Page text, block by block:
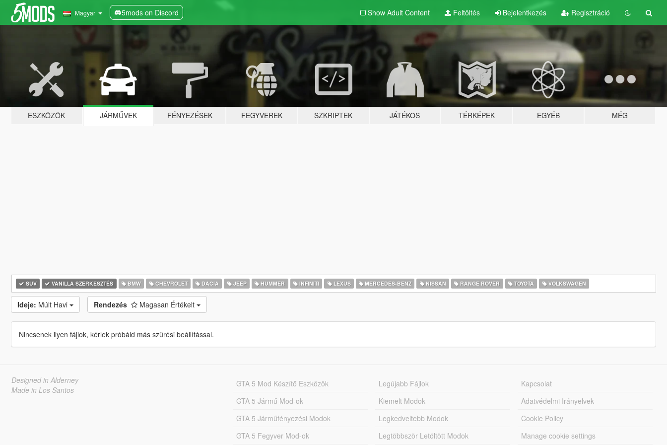
Magyar 5mods on Discord Show Adult Content Feltöltés Bejelentkezés Regisztráció
ESZKÖZÖK JÁRMŰVEK FÉNYEZÉSEK FEGYVEREK SZKRIPTEK JÁTÉKOS TÉRKÉPEK EGYÉB MÉG
SUV VANILLA SZERKESZTÉS BMW CHEVROLET DACIA JEEP HUMMER INFINITI LEXUS MERCEDES-BENZ NISSAN RANGE ROVER TOYOTA VOLKSWAGEN
Ideje: Múlt Havi Rendezés Magasan Értékelt
Nincsenek ilyen fájlok, kérlek próbáld más szűrési beállítással.
Designed in Alderney
Made in Los Santos
GTA 5 Mod Készítő Eszközök
GTA 5 Jármű Mod-ok
GTA 5 Járműfényezési Modok
GTA 5 Fegyver Mod-ok
Legújabb Fájlok
Kiemelt Modok
Legkedveltebb Modok
Legtöbbször Letöltött Modok
Kapcsolat
Adatvédelmi Irányelvek
Cookie Policy
Manage cookie settings